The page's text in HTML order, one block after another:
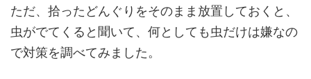
ただ、拾ったどんぐりをそのまま放置しておくと、
虫がでてくると聞いて、何としても虫だけは嫌なの
で対策を調べてみました。